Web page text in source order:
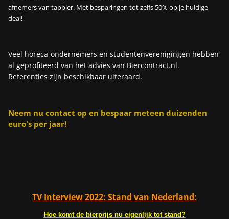
afnemers van tapbier. Met besparingen tot zelfs 50% op je huidige
deal!
Veel horeca-ondernemers en studentenverenigingen hebben
al geprofiteerd van het advies van Biercontract.nl.
Referenties zijn beschikbaar uiteraard.
Neem nu contact op en bespaar meteen duizenden
euro's per jaar!
TV Interview 2022: Stand van Nederland:
Hoe komt de bierprijs nu eigenlijk tot stand?